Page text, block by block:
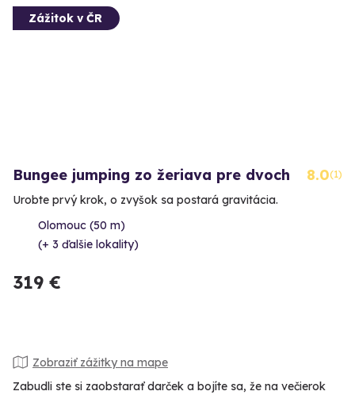
Zážitok v ČR
Bungee jumping zo žeriava pre dvoch 8.0(1)
Urobte prvý krok, o zvyšok sa postará gravitácia.
Olomouc (50 m)
(+ 3 ďalšie lokality)
319 €
Zobraziť zážitky na mape
Zabudli ste si zaobstarať darček a bojíte sa, že na večierok